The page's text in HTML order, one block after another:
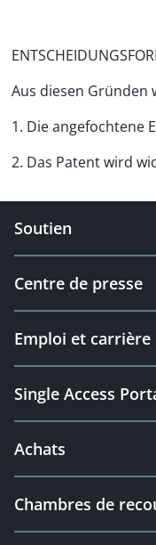
Aus diesen Gründen
1. Die angefochtene
2. Das Patent wird
Soutien
Centre de presse
Emploi et carrière
Single Access
Achats
Chambres de